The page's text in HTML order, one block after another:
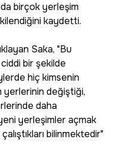
birçok yerleşim
kaydetti.
Saka, "Bu
bir şekilde
hiç kimsenin
yerlerinin değiştiği,
daha
yerleşimler açmak
bilinmektedir"